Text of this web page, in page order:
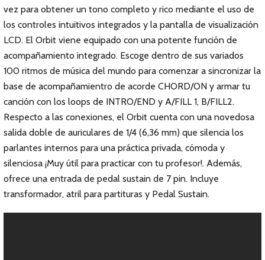
vez para obtener un tono completo y rico mediante el uso de
los controles intuitivos integrados y la pantalla de visualización
LCD. El Orbit viene equipado con una potente función de
acompañamiento integrado. Escoge dentro de sus variados
100 ritmos de música del mundo para comenzar a sincronizar la
base de acompañamientro de acorde CHORD/ON y armar tu
canción con los loops de INTRO/END y A/FILL 1, B/FILL2.
Respecto a las conexiones, el Orbit cuenta con una novedosa
salida doble de auriculares de 1/4 (6,36 mm) que silencia los
parlantes internos para una práctica privada, cómoda y
silenciosa ¡Muy útil para practicar con tu profesor!. Además,
ofrece una entrada de pedal sustain de 7 pin. Incluye
transformador, atril para partituras y Pedal Sustain.